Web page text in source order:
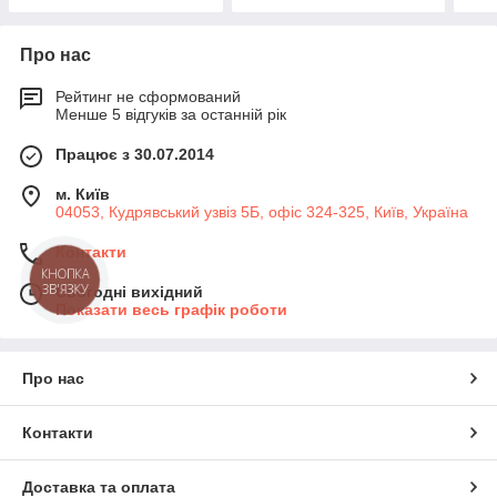
Про нас
Рейтинг не сформований
Менше 5 відгуків за останній рік
Працює з 30.07.2014
м. Київ
04053, Кудрявський узвіз 5Б, офіс 324-325, Київ, Україна
Контакти
Сьогодні вихідний
Показати весь графік роботи
Про нас
Контакти
Доставка та оплата
КНОПКА
ЗВ'ЯЗКУ